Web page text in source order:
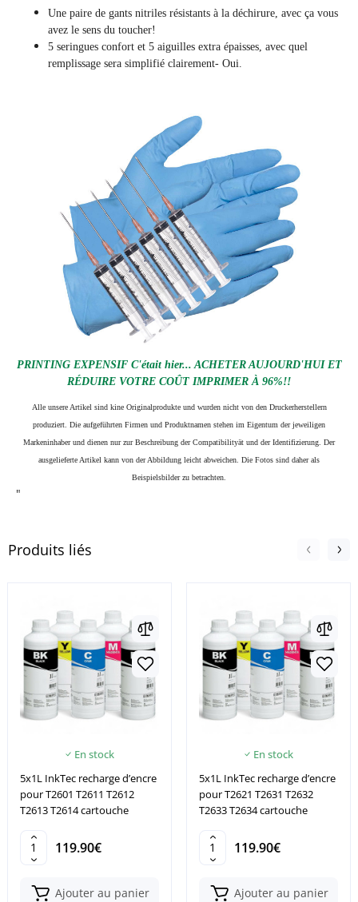
Une paire de gants nitriles résistants à la déchirure, avec ça vous
avez le sens du toucher!
5 seringues confort et 5 aiguilles extra épaisses, avec quel
remplissage sera simplifié clairement- Oui.
PRINTING EXPENSIF C'était hier... ACHETER AUJOURD'HUI ET
RÉDUIRE VOTRE COÛT IMPRIMER À 96%!!
Alle unsere Artikel sind kine Originalprodukte und wurden nicht von den Druckerherstellern
produziert. Die aufgeführten Firmen und Produktnamen stehen im Eigentum der jeweiligen
Markeninhaber und dienen nur zur Beschreibung der Compatibilityät und der Identifizierung. Der
ausgelieferte Artikel kann von der Abbildung leicht abweichen. Die Fotos sind daher als
Beispielsbilder zu betrachten.
"
Produits liés
En stock
5x1L InkTec recharge d’encre
pour T2601 T2611 T2612
T2613 T2614 cartouche
119.90€
Ajouter au panier
En stock
5x1L InkTec recharge d’encre
pour T2621 T2631 T2632
T2633 T2634 cartouche
119.90€
Ajouter au panier